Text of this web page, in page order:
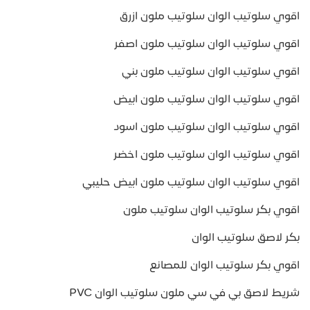
اقوي سلوتيب الوان سلوتيب ملون ازرق
اقوي سلوتيب الوان سلوتيب ملون اصفر
اقوي سلوتيب الوان سلوتيب ملون بني
اقوي سلوتيب الوان سلوتيب ملون ابيض
اقوي سلوتيب الوان سلوتيب ملون اسود
اقوي سلوتيب الوان سلوتيب ملون اخضر
اقوي سلوتيب الوان سلوتيب ملون ابيض حليبي
اقوي بكر سلوتيب الوان سلوتيب ملون
بكر لاصق سلوتيب الوان
اقوي بكر سلوتيب الوان للمصانع
شريط لاصق بي في سي ملون سلوتيب الوان PVC